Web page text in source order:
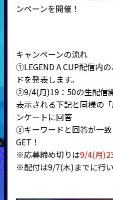
ンペーンを開催！
キャンペーンの流れ
①LEGEND A CUP配信内
ドを発表します。
②9/4(月)19：50の生配信
表示される下記と同様の
ンケートに回答
③キーワードと回答が一
GET！
※応募締め切りは9/4(月
※配付は9/7(木)までに行い